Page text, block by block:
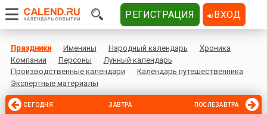
Праздники Именины Народный календарь
Хроника
Компании
Персоны
Лунный календарь
Производственные календари
Календарь путешественника
Экспертные материалы
СЕГОДНЯ ЗАВТРА ПОСЛЕЗАВТРА
РЕГИСТРАЦИЯ ВХОД